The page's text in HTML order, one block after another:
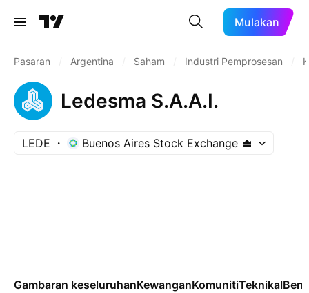
Mulakan
Pasaran Argentina Saham Industri Pemprosesan
Ledesma S.A.A.I.
LEDE Buenos Aires Stock Exchange
Gambaran keseluruhanKewanganKomunitiTeknikal